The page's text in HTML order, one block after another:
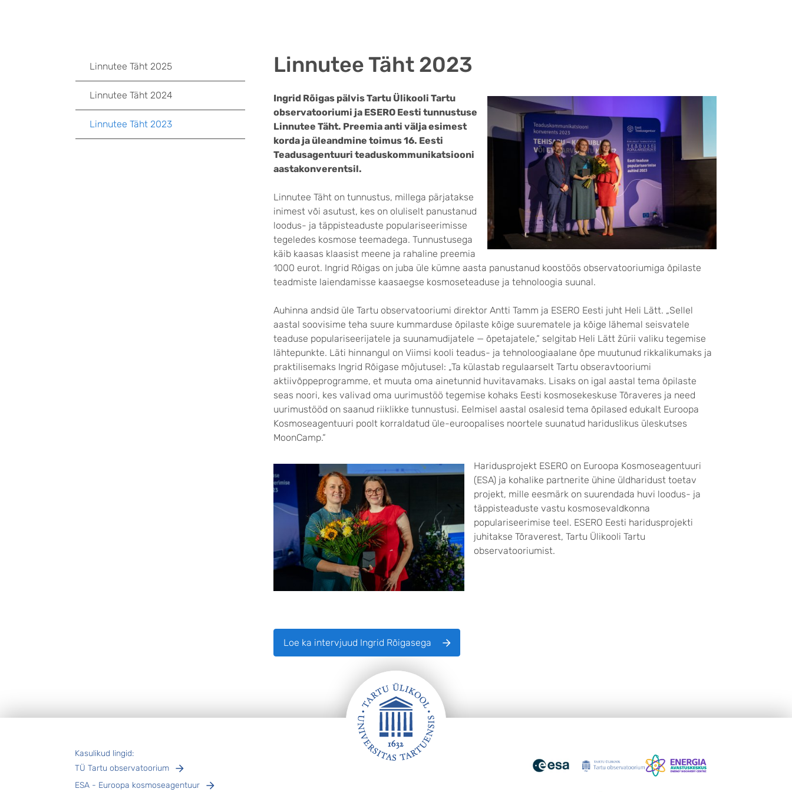
Linnutee Täht 2023
Ingrid Rõigas pälvis Tartu Ülikooli Tartu
observatooriumi ja ESERO Eesti tunnustuse
Linnutee Täht. Preemia anti välja esimest
korda ja üleandmine toimus 16. Eesti
Teadusagentuuri teaduskommunikatsiooni
aastakonverentsil.
Linnutee Täht on tunnustus, millega pärjatakse
inimest või asutust, kes on oluliselt panustanud
loodus- ja täppisteaduste populariseerimisse
tegeledes kosmose teemadega. Tunnustusega
käib kaasas klaasist meene ja rahaline preemia
1000 eurot. Ingrid Rõigas on juba üle kümne aasta panustanud koostöös observatooriumiga õpilaste
teadmiste laiendamisse kaasaegse kosmoseteaduse ja tehnoloogia suunal.
Auhinna andsid üle Tartu observatooriumi direktor Antti Tamm ja ESERO Eesti juht Heli Lätt. „Sellel
aastal soovisime teha suure kummarduse õpilaste kõige suurematele ja kõige lähemal seisvatele
teaduse populariseerijatele ja suunamudijatele — õpetajatele,“ selgitab Heli Lätt žürii valiku tegemise
lähtepunkte. Läti hinnangul on Viimsi kooli teadus- ja tehnoloogiaalane õpe muutunud rikkalikumaks ja
praktilisemaks Ingrid Rõigase mõjutusel: „Ta külastab regulaarselt Tartu obseravtooriumi
aktiivõppeprogramme, et muuta oma ainetunnid huvitavamaks. Lisaks on igal aastal tema õpilaste
seas noori, kes valivad oma uurimustöö tegemise kohaks Eesti kosmosekeskuse Tõraveres ja need
uurimustööd on saanud riiklikke tunnustusi. Eelmisel aastal osalesid tema õpilased edukalt Euroopa
Kosmoseagentuuri poolt korraldatud üle-euroopalises noortele suunatud hariduslikus üleskutses
MoonCamp.“
Haridusprojekt ESERO on Euroopa Kosmoseagentuuri
(ESA) ja kohalike partnerite ühine üldharidust toetav
projekt, mille eesmärk on suurendada huvi loodus- ja
täppisteaduste vastu kosmosevaldkonna
populariseerimise teel. ESERO Eesti haridusprojekti
juhitakse Tõraverest, Tartu Ülikooli Tartu
observatooriumist.
Loe ka intervjuud Ingrid Rõigasega
Linnutee Täht 2025
Linnutee Täht 2024
Linnutee Täht 2023
Kasulikud lingid:
TÜ Tartu observatoorium
ESA - Euroopa kosmoseagentuur